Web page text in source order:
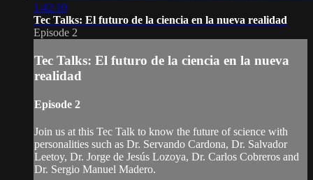
1:42:10
Tec Talks: El futuro de la ciencia en la nueva realidad
Episode 2
Tec Talks: El futuro de la ciencia en la nueva
realidad
Episode 2
Join us at this Tec Talk to know the future of science with
personalities such as Dr. Servando Cardona, Dr. Salvador
Leetoy, Dr. Jorge de Jesús Lozoya, Dr. Carlos Cobreros and
Dr. Sergio Manuel Madero.